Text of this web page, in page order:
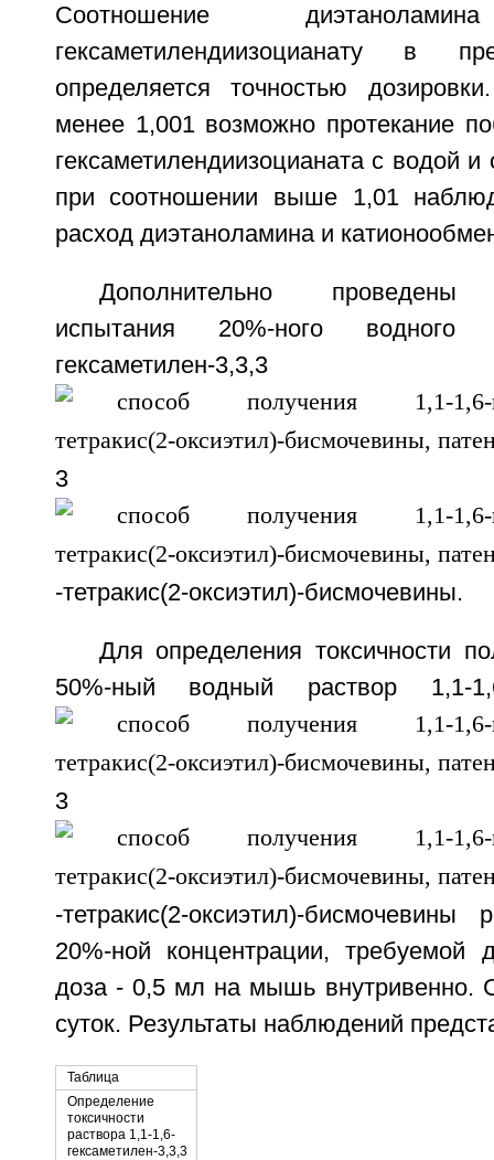
Соотношение
гексаметилендиизоцианату в
определяется точностью
менее 1,001 возможно протекание
гексаметилендиизоцианата с водой и
при соотношении выше 1,01
расход диэтаноламина и
Дополнительно проведены
испытания 20%-ного водного
гексаметилен-3,3,3
3
-тетракис(2-оксиэтил)-бисмочевины.
Для определения токсичности
50%-ный водный раствор 1,1-1,6-
3
-тетракис(2-оксиэтил)-
20%-ной концентрации, требуемой
доза - 0,5 мл на мышь внутривенно.
суток. Результаты наблюдений
Таблица
Определение
токсичности
раствора 1,1-1,6-
гексаметилен-3,3,3